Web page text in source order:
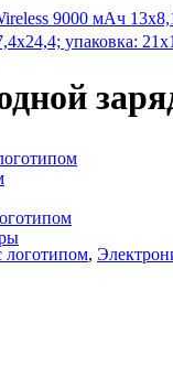
упаковка:
логотипом,